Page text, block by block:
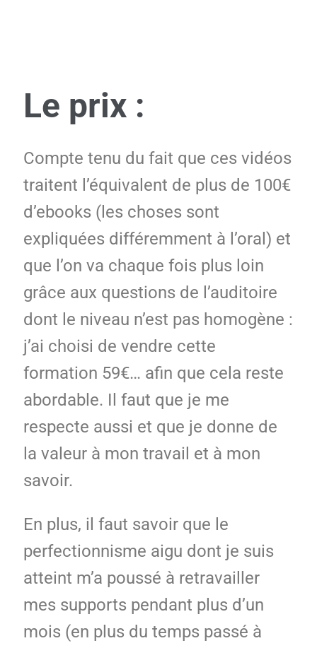
Le prix :
Compte tenu du fait que ces vidéos
traitent l’équivalent de plus de 100€
d’ebooks (les choses sont
expliquées différemment à l’oral) et
que l’on va chaque fois plus loin
grâce aux questions de l’auditoire
dont le niveau n’est pas homogène :
j’ai choisi de vendre cette
formation 59€… afin que cela reste
abordable. Il faut que je me
respecte aussi et que je donne de
la valeur à mon travail et à mon
savoir.
En plus, il faut savoir que le
perfectionnisme aigu dont je suis
atteint m’a poussé à retravailler
mes supports pendant plus d’un
mois (en plus du temps passé à